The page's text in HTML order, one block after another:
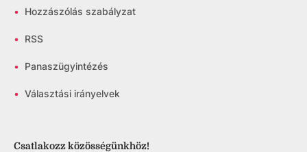
• Hozzászólás szabályzat
• RSS
• Panaszügyintézés
• Választási irányelvek
Csatlakozz közösségünkhöz!